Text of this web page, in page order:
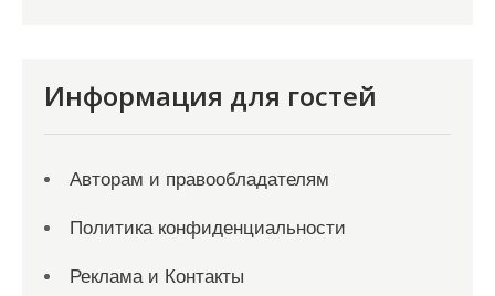
Информация для гостей
Авторам и правообладателям
Политика конфиденциальности
Реклама и Контакты